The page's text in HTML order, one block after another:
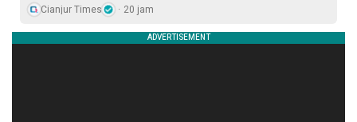
Cianjur Times 20 jam